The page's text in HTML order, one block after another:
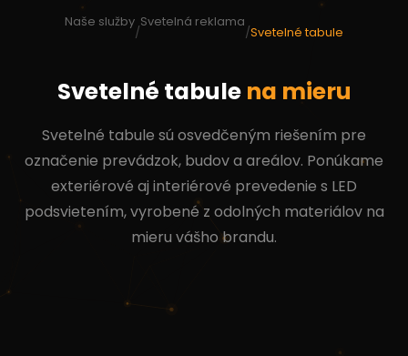
Naše služby
/
Svetelná reklama
/Svetelné tabule
Svetelné tabule na mieru
Svetelné tabule sú osvedčeným riešením pre
označenie prevádzok, budov a areálov. Ponúkame
exteriérové aj interiérové prevedenie s LED
podsvietením, vyrobené z odolných materiálov na
mieru vášho brandu.